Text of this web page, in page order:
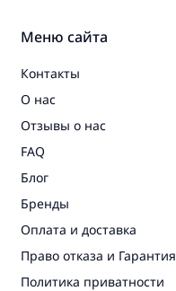
Меню сайта
Контакты
О нас
Отзывы о нас
FAQ
Блог
Бренды
Оплата и доставка
Право отказа и Гарантия
Политика приватности